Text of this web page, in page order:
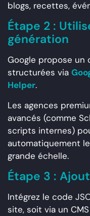
blogs, recettes,
Étape 2 :
génération
Google propose un
structurées via
Helper.
Les agences
avancés (comme
scripts internes)
automatiquement
grande échelle.
Étape 3 :
Intégrez le code
site, soit via un